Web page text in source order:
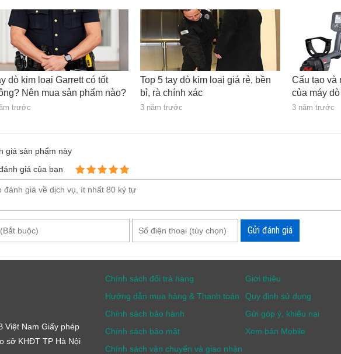
dò kim loại Garrett có tốt
Nên mua sản phẩm nào?
trước
Top 5 tay dò kim loại giá rẻ, bền
bỉ, rà chính xác
3 năm trước
Cấu tạo và
của máy
3 năm trước
giá sản phẩm này
giá của bạn
Gửi đánh giá
Việt Nam Giấy phép
sở KHĐT TP Hà Nội
Chính sách đổi trả hàng
Hướng dẫn mua hàng & Thanh toán
Chính sách bảo hành
Chính sách bảo mật
Chính sách vận chuyển và giao nhận
Giới thiệu
Quy định sử dụng
Gửi góp ý, khiếu nại
Xem bản Mobile